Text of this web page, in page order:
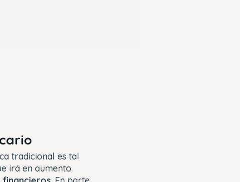
tradicional es tal
irá en aumento.